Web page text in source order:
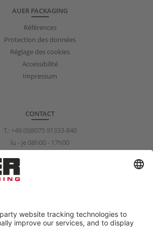
AUER PACKAGING
Références
Protection des données
Réglage des cookies
Accessibilité
Impressum
CONTACT
T.: +49 (0)8075 91333-840
lu - je 08h00 - 17h00
info@auer-packaging.com